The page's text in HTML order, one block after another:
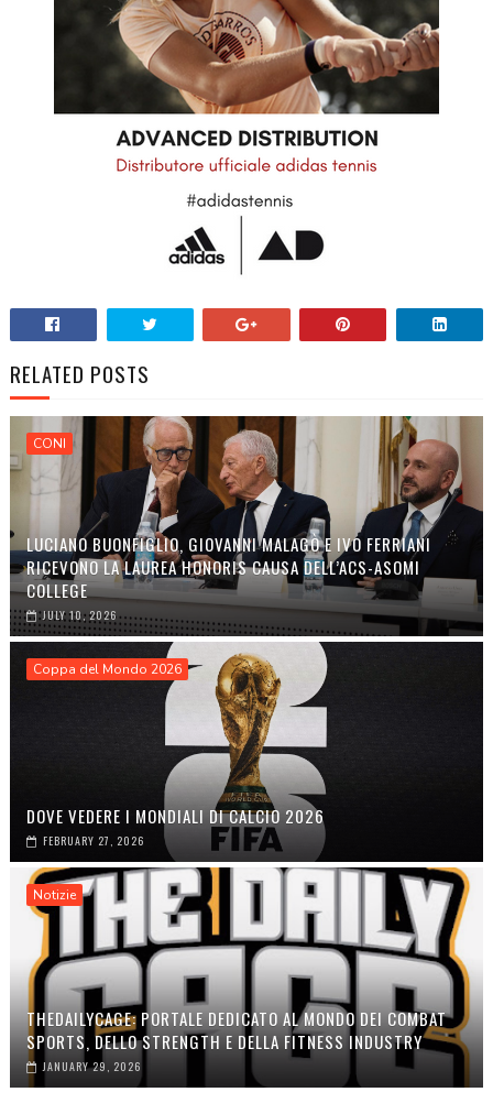
RELATED POSTS
CONI
LUCIANO BUONFIGLIO, GIOVANNI MALAGÒ E IVO FERRIANI
RICEVONO LA LAUREA HONORIS CAUSA DELL’ACS-ASOMI
COLLEGE
JULY 10, 2026
Coppa del Mondo 2026
DOVE VEDERE I MONDIALI DI CALCIO 2026
FEBRUARY 27, 2026
Notizie
THEDAILYCAGE: PORTALE DEDICATO AL MONDO DEI COMBAT
SPORTS, DELLO STRENGTH E DELLA FITNESS INDUSTRY
JANUARY 29, 2026